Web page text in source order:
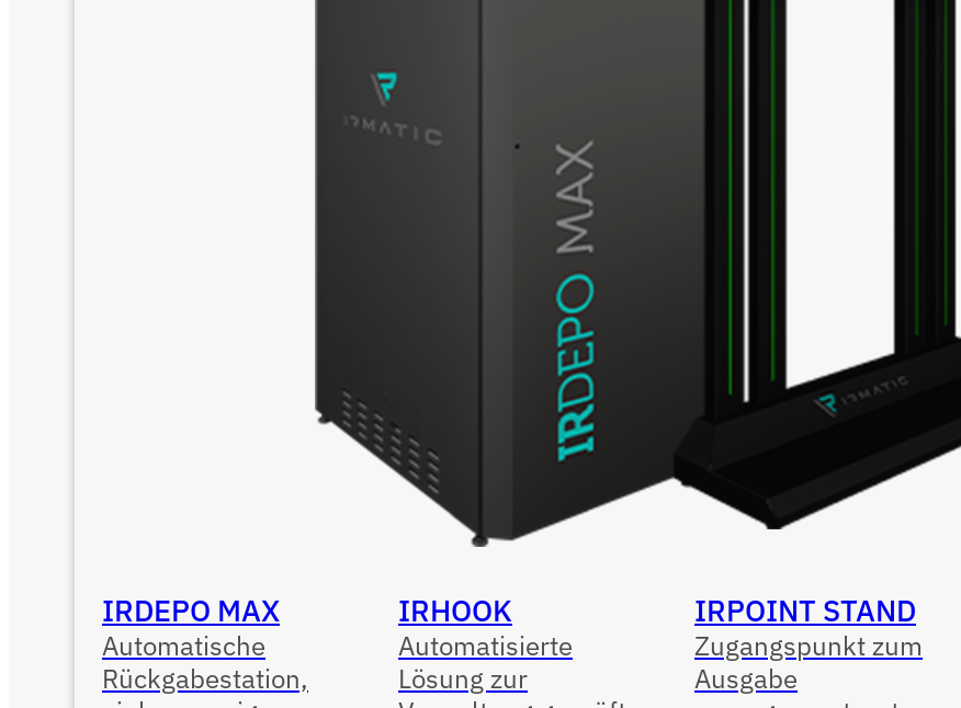
IRDEPO MAX
Automatische
Rückgabestation,
IRHOOK
Automatisierte
Lösung zur
IRPOINT STAND
Zugangspunkt zum
Ausgabe